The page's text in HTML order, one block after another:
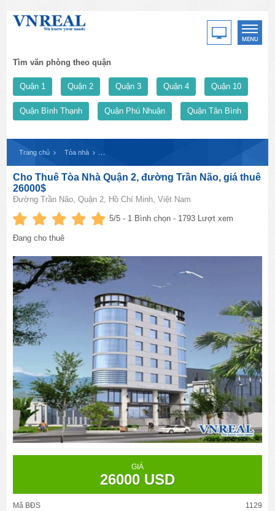
Tìm văn phòng theo quận
Quận 1 Quận 2 Quận 3 Quận 4 Quận 10
Quận Bình Thạnh Quận Phú Nhuận Quận Tân Bình
Trang chủ Tòa nhà
Cho Thuê Tòa Nhà Quận 2, đường Trần Não, giá thuê
26000$
Đường Trần Não, Quận 2, Hồ Chí Minh, Việt Nam
5/5 - 1 Bình chọn - 1793 Lượt xem
Đang cho thuê
GIÁ
26000 USD
Mã BĐS 1129